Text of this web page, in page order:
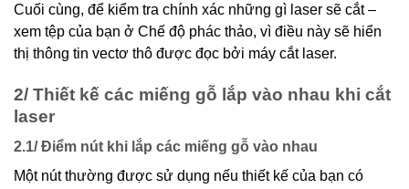
Cuối cùng, để kiểm tra chính xác những gì laser sẽ cắt –
xem tệp của bạn ở Chế độ phác thảo, vì điều này sẽ hiển
thị thông tin vectơ thô được đọc bởi máy cắt laser.
2/ Thiết kế các miếng gỗ lắp vào nhau khi cắt
laser
2.1/ Điểm nút khi lắp các miếng gỗ vào nhau
Một nút thường được sử dụng nếu thiết kế của bạn có